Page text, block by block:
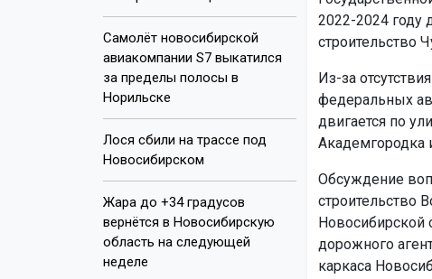
Самолёт новосибирской
авиакомпании S7 выкатился
за пределы полосы в
Норильске
Лося сбили на трассе под
Новосибирском
Жара до +34 градусов
вернётся в Новосибирскую
область на следующей
неделе
2022-2024 году
строительство
Из-за
федеральных
двигается по
Академгородка
Обсуждение
строительство
Новосибирской
дорожного
каркаса